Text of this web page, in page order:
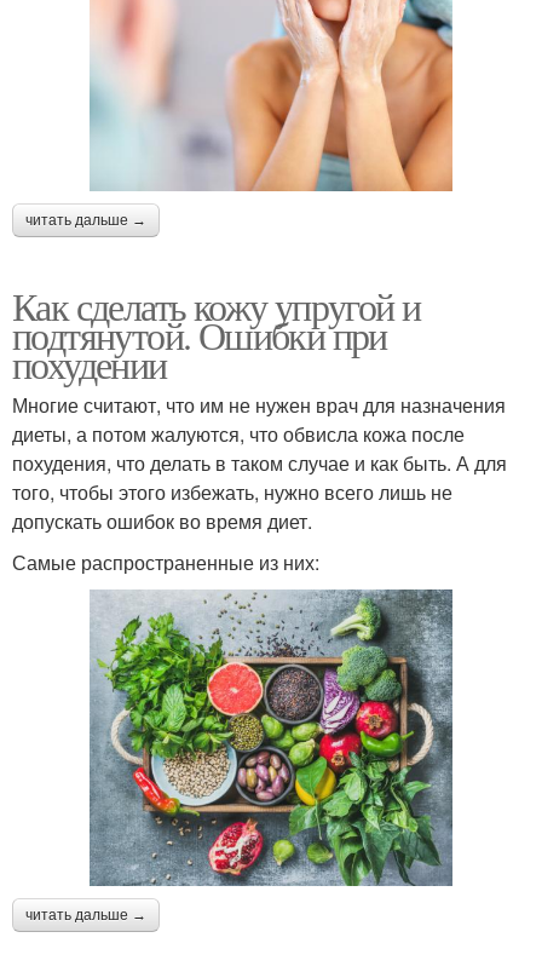
читать дальше →
Как сделать кожу упругой и
подтянутой. Ошибки при
похудении
Многие считают, что им не нужен врач для назначения
диеты, а потом жалуются, что обвисла кожа после
похудения, что делать в таком случае и как быть. А для
того, чтобы этого избежать, нужно всего лишь не
допускать ошибок во время диет.
Самые распространенные из них:
читать дальше →